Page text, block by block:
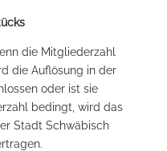
die Mitgliederzahl
die Auflösung in der
oder ist sie
bedingt, wird das
Stadt Schwäbisch